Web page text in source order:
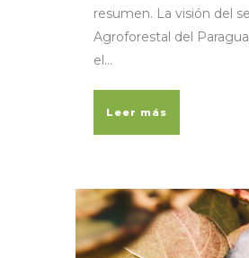
resumen. La visión del
Agroforestal del
el...
Leer más